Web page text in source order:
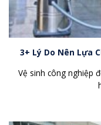
3+ Lý Do Nên Lựa
Vệ sinh công nghiệp